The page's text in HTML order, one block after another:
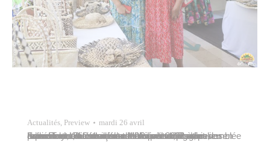
Actualités, Preview mardi 26 avril
Ioana Tautu, conseillère municipale déléguée notamment aux manifestations artisanales, représentait la commune de Papeete lors de l’ouverture officielle de la deuxième exposition des artisans de Rurutu ce lundi 25 avril 2022 à l’assemblée de la Polynésie française. La cérémonie avait lieu en présence de Heremoana Maamaatuaiahutapu, ministre de la Culture et de l’Artisanat, Eugène Sommers,…